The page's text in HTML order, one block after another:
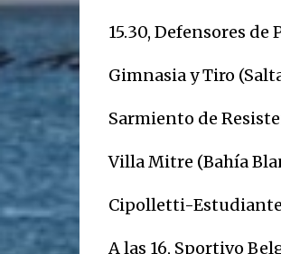
15.30, Defensores
Gimnasia y Tiro
Sarmiento de
Villa Mitre (Bahía
Cipolletti-
A las 16, Sportivo